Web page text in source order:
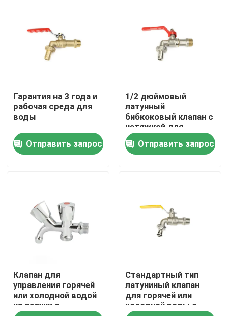
Продукты
Путешествие фабрики
Проверка качества
Спросите цитату
Латунный клапан Bibcock
Латунный угловой вентиль
Латунный шаровой кран
Гарантия на 3 года и
рабочая среда для
воды
Отправить запрос
1/2 дюймовый
латунный
бибкоковый клапан с
натяжкой для
распределения воды
Отправить запрос
Клапан для
управления горячей
или холодной водой
из латуни с
Стандартный тип
латуниный клапан
для горячей или
холодной воды с